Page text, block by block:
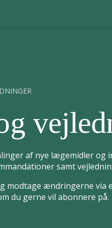
af nye lægemidler og
samt
modtage ændringerne via
du gerne vil abonnere på.